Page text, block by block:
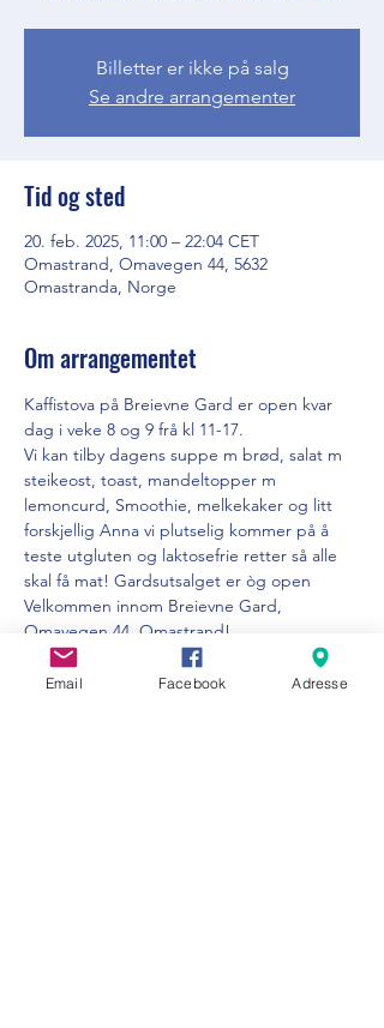
Billetter er ikke på salg
Se andre arrangementer
Tid og sted
20. feb. 2025, 11:00 – 22:04 CET
Omastrand, Omavegen 44, 5632
Omastranda, Norge
Om arrangementet
Kaffistova på Breievne Gard er open kvar
dag i veke 8 og 9 frå kl 11-17.
Vi kan tilby dagens suppe m brød, salat m
steikeost, toast, mandeltopper m
lemoncurd, Smoothie, melkekaker og litt
forskjellig Anna vi plutselig kommer på å
teste utgluten og laktosefrie retter så alle
skal få mat! Gardsutsalget er òg open
Velkommen innom Breievne Gard,
Omavegen 44, Omastrand!
Email Facebook Adresse